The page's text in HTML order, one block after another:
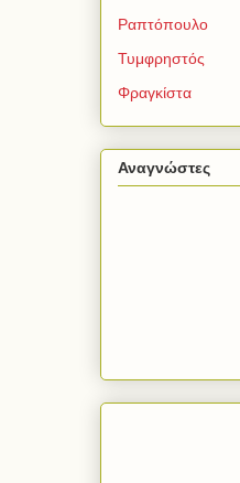
Ραπτόπουλο
Τυμφρηστός
Φραγκίστα
Αναγνώστες